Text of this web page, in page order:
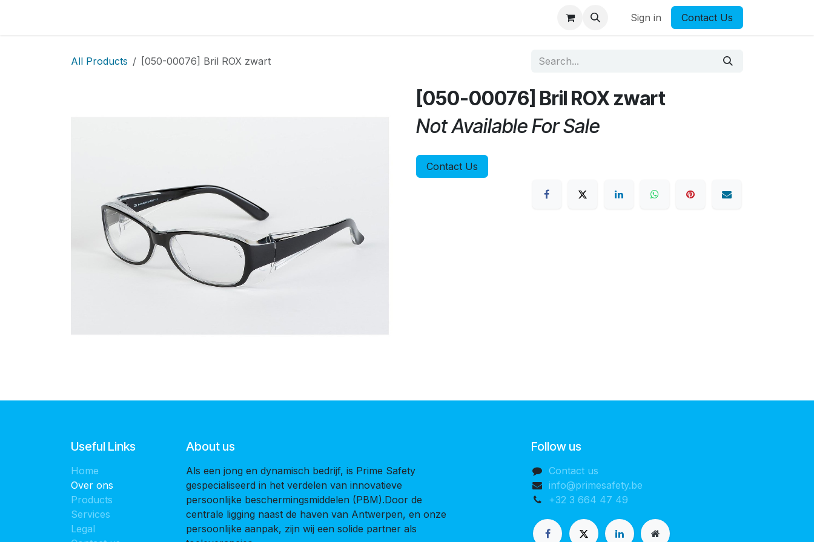
Sign in Contact Us
All Products [050-00076] Bril ROX zwart
[050-00076] Bril ROX zwart
Not Available For Sale
Contact Us
Useful Links
Home
Over ons
Products
Services
Legal
About us
Als een jong en dynamisch bedrijf, is Prime Safety
gespecialiseerd in het verdelen van innovatieve
persoonlijke beschermingsmiddelen (PBM).Door de
centrale ligging naast de haven van Antwerpen, en onze
persoonlijke aanpak, zijn wij een solide partner als
Follow us
Contact us
info@primesafety.be
+32 3 664 47 49